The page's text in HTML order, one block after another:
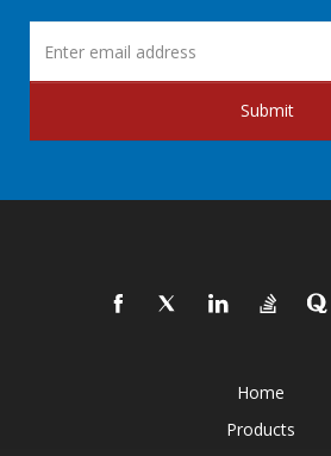
Submit
Home
Products